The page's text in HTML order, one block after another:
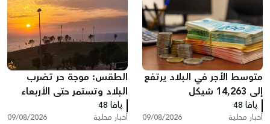
متوسط الأجر في البلاد يرتفع
إلى 14,263 شيكل
يافا 48
أخبار محلية 09/08/2026
الطقس: موجة حر تضرب
البلاد وتستمر حتى الأربعاء
يافا 48
أخبار محلية 09/08/2026